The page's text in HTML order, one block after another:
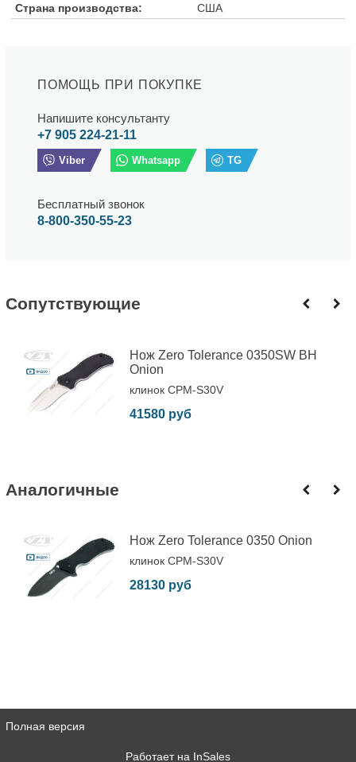
Страна производства:
США
ПОМОЩЬ ПРИ ПОКУПКЕ
Напишите консультанту
+7 905 224-21-11
Viber Whatsapp TG
Бесплатный звонок
8-800-350-55-23
Cопутствующие
Нож Zero Tolerance 0350SW BH
Onion
клинок CPM-S30V
41580 руб
Аналогичные
Нож Zero Tolerance 0350 Onion
клинок CPM-S30V
28130 руб
Полная версия
Работает на InSales